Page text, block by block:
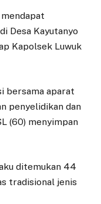
Desa Kayutanyo
Kapolsek Luwuk
bersama aparat
penyelidikan dan
(60) menyimpan
ditemukan 44
tradisional jenis